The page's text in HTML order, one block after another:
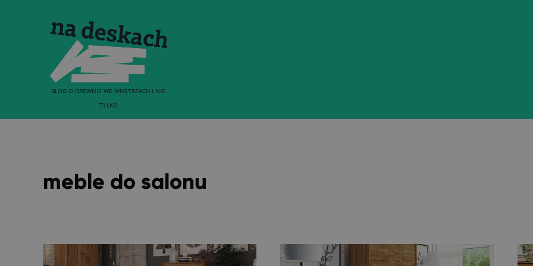
BLOG O DREWNIE WE WNĘTRZACH I NIE
TYLKO
meble do salonu